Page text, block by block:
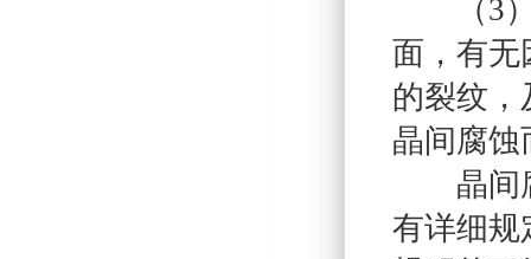
（3）
面，有无
的裂纹，
晶间腐蚀
晶间腐
有详细规